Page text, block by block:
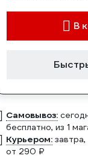
В
Самовывоз:
бесплатно, из 1
Курьером: завтра,
от 290 ₽